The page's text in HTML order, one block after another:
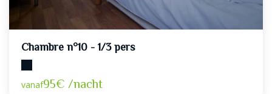
Chambre n°10 - 1/3 pers
vanaf95€ /nacht